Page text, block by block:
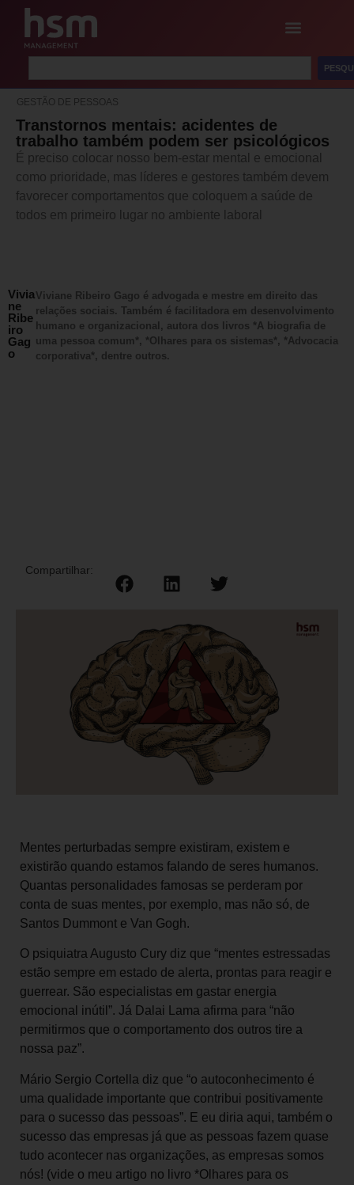
GESTÃO DE PESSOAS
Transtornos mentais: acidentes de
trabalho também podem ser psicológicos
É preciso colocar nosso bem-estar mental e emocional
como prioridade, mas líderes e gestores também devem
favorecer comportamentos que coloquem a saúde de
todos em primeiro lugar no ambiente laboral
Vivia
ne
Ribe
iro
Gag
o
Viviane Ribeiro Gago é advogada e mestre em direito das
relações sociais. Também é facilitadora em desenvolvimento
humano e organizacional, autora dos livros *A biografia de
uma pessoa comum*, *Olhares para os sistemas*, *Advocacia
corporativa*, dentre outros.
Compartilhar:
Mentes perturbadas sempre existiram, existem e
existirão quando estamos falando de seres humanos.
Quantas personalidades famosas se perderam por
conta de suas mentes, por exemplo, mas não só, de
Santos Dummont e Van Gogh.
O psiquiatra Augusto Cury diz que “mentes estressadas
estão sempre em estado de alerta, prontas para reagir e
guerrear. São especialistas em gastar energia
emocional inútil”. Já Dalai Lama afirma para “não
permitirmos que o comportamento dos outros tire a
nossa paz”.
Mário Sergio Cortella diz que “o autoconhecimento é
uma qualidade importante que contribui positivamente
para o sucesso das pessoas”. E eu diria aqui, também o
sucesso das empresas já que as pessoas fazem quase
tudo acontecer nas organizações, as empresas somos
nós! (vide o meu artigo no livro *Olhares para os